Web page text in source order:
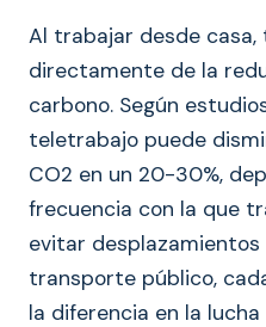
Al trabajar desde casa,
directamente de la
carbono. Según
teletrabajo puede
CO2 en un 20-30%,
frecuencia con la que
evitar
transporte público,
la diferencia en la